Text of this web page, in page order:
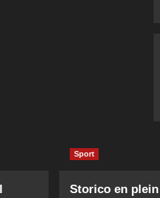
Sport
Storico en